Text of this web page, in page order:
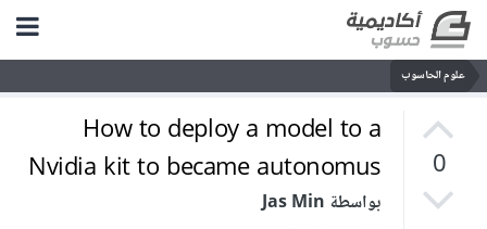
علوم الحاسوب
0
How to deploy a model to a
Nvidia kit to became autonomus
بواسطة Jas Min